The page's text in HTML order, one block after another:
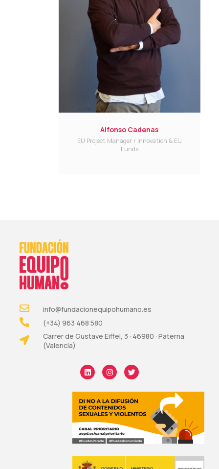
Alfonso Cadenas
EU Project Manager / Innovation & EU
Funds
info@fundacionequipohumano.es
(+34) 963 468 580
Carrer de Gustave Eiffel, 3 · 46980 · Paterna
(Valencia)